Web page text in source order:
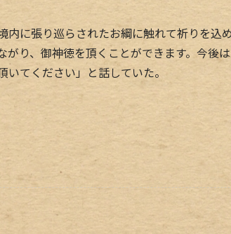
内に張り巡らされたお綱に触れて祈りを込
がり、御神徳を頂くことができます。今後
てください」と話していた。